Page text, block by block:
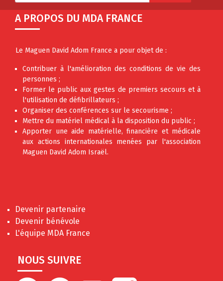
A PROPOS DU MDA FRANCE
Le Maguen David Adom France a pour objet de :
Contribuer à l'amélioration des conditions de vie des
personnes ;
Former le public aux gestes de premiers secours et à
l'utilisation de défibrillateurs ;
Organiser des conférences sur le secourisme ;
Mettre du matériel médical à la disposition du public ;
Apporter une aide matérielle, financière et médicale
aux actions internationales menées par l'association
Maguen David Adom Israël.
Devenir partenaire
Devenir bénévole
L'équipe MDA France
NOUS SUIVRE